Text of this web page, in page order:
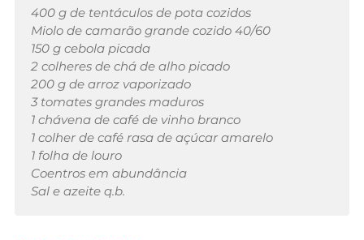
400 g de tentáculos de pota cozidos
Miolo de camarão grande cozido 40/60
150 g cebola picada
2 colheres de chá de alho picado
200 g de arroz vaporizado
3 tomates grandes maduros
1 chávena de café de vinho branco
1 colher de café rasa de açúcar amarelo
1 folha de louro
Coentros em abundância
Sal e azeite q.b.